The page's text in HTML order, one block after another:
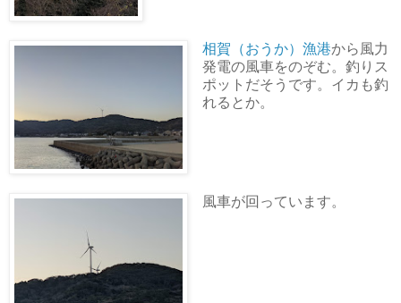
相賀（おうか）漁港から風力
発電の風車をのぞむ。釣りス
ポットだそうです。イカも釣
れるとか。
風車が回っています。